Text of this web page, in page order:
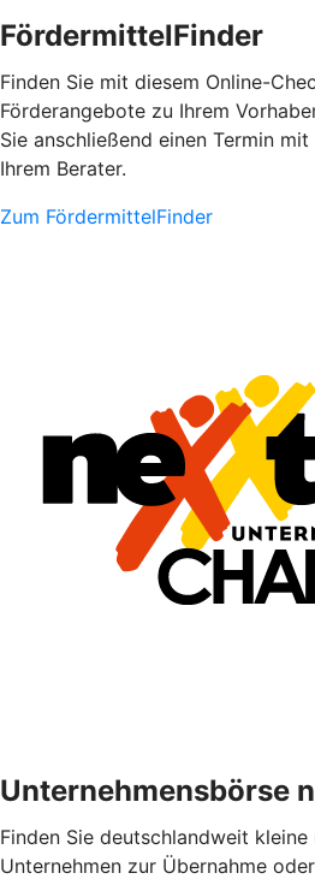
FördermittelFinder
Finden Sie mit diesem Online-
Förderangebote zu Ihrem
Sie anschließend einen Termin
Ihrem Berater.
Zum FördermittelFinder
Unternehmensbörse
Finden Sie deutschlandweit
Unternehmen zur Übernahme